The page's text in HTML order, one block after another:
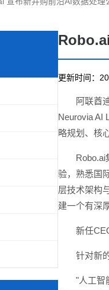
更新时间：
阿联酋
Neurovia AI
略规划、核
验，熟悉国
层技术架构
建一个有深
新任
针对新
"人工智